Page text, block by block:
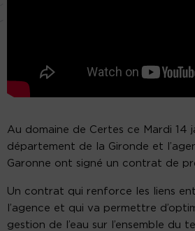
Au domaine de Certes ce Mardi 14
département de la Gironde et
Garonne ont signé un contrat de
Un contrat qui renforce les liens
l’agence et qui va permettre
gestion de l’eau sur l’ensemble du